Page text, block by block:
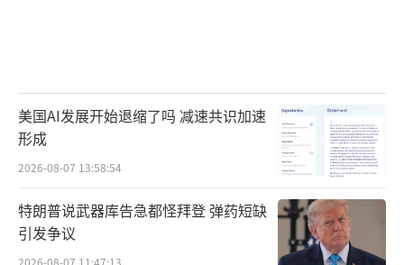
戈里·吉洛特上将在5月13日的参议院军事委员
会听证会上表示，五角大楼已经开始测试基于
太空卫星的目标追踪传感器。6月26日，美国太
去3年来，“空中移动目标指示”已被添加到太
空军的任务列表中，但他同时承认，虽然太空
美国AI发展开始退缩了吗 减速共识加速
形成
2026-08-07 13:58:54
特朗普说武器库告急都怪拜登 弹药短缺
引发争议
2026-08-07 11:47:13